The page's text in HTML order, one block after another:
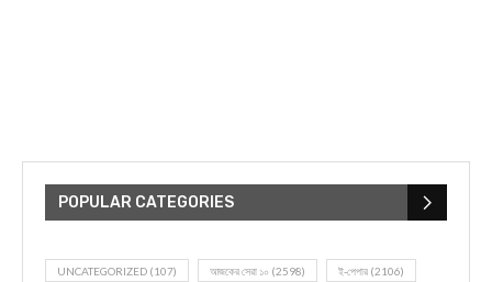
POPULAR CATEGORIES
UNCATEGORIZED (107) আজকের সেরা ১০ (2598) ই-পেপার (2106)